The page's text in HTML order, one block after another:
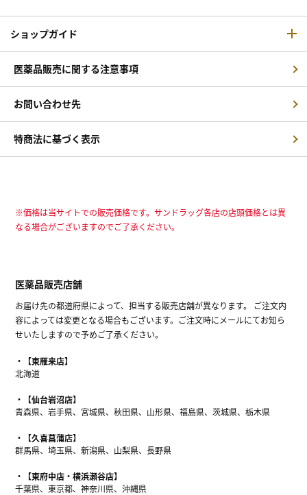
ショップガイド
医薬品販売に関する注意事項
お問い合わせ先
特商法に基づく表示
※価格は当サイトでの販売価格です。サンドラッグ各店の店頭価格とは異
なる場合がございますのでご了承ください。
医薬品販売店舗
お届け先の都道府県によって、担当する販売店舗が異なります。 ご注文内
容によっては変更となる場合もございます。ご注文時にメールにてお知ら
せいたしますので予めご了承ください。
【東雁来店】
北海道
【仙台岩沼店】
青森県、岩手県、宮城県、秋田県、山形県、福島県、茨城県、栃木県
【久喜菖蒲店】
群馬県、埼玉県、新潟県、山梨県、長野県
【東府中店・横浜瀬谷店】
千葉県、東京都、神奈川県、沖縄県